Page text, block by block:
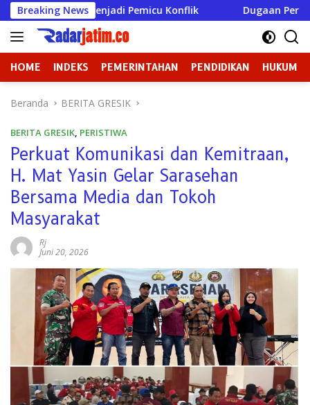
Langsung
ke
konten
Breaking News
Pemicu Konflik Dugaan Perundungan di SMPN 3
HOME INDEKS PEMERINTAHAN PENDIDIKAN HUKUM
Beranda BERITA GRESIK
BERITA GRESIK, PERISTIWA
Perkuat Komunikasi dan Kemitraan,
H. Mat Yasin Gelar Sarasehan
Bersama Media dan Tokoh
Masyarakat
Rj
Juni 20, 2026